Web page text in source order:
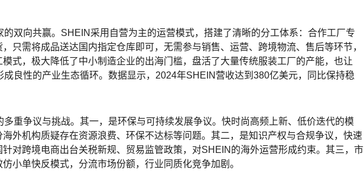
双向共赢。SHEIN采用自营为主的运营模式，搭建了清晰的分工体系：合作工厂专
只需将成品送达国内指定仓库即可，无需参与销售、运营、跨境物流、售后等环节，
式，极大降低了中小制造企业的出海门槛，盘活了大量传统服装工厂的产能，也让
良性的产业生态循环。数据显示，2024年SHEIN营收达到380亿美元，同比保持稳
重争议与挑战。其一，是环保与可持续发展争议。快时尚高频上新、低价迭代的模
外机构质疑存在资源浪费、环保不达标等问题。其二，是知识产权与合规争议，快速
对跨境电商出台关税新规、贸易监管政策，对SHEIN的海外运营形成约束。其三，市
小单快反模式，分流市场份额，行业同质化竞争加剧。